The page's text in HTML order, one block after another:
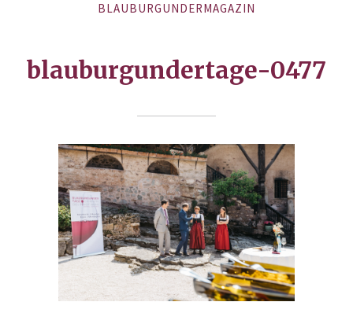
BLAUBURGUNDERMAGAZIN
blauburgundertage-0477